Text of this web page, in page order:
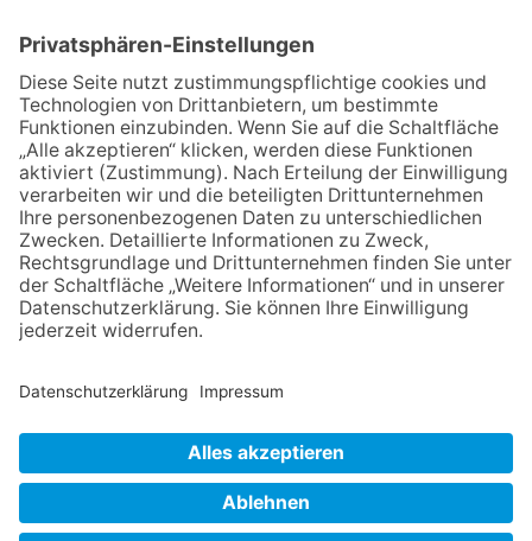
04.06.2026
Junge Musiker erringen Sieg
beim Mendelssohn-
Wettbewerb
23.07.2026
Partnerschaftsverein
Kronberg-Aberystwyth feiert
30-Jähriges
13.05.2026
GEWINNSPIEL
06.08.2026
„Die Globale Märchenstraße“:
Workshopreihe in der
Stadtbücherei
NACH OBEN
Datenschutz Netiquette FAQ